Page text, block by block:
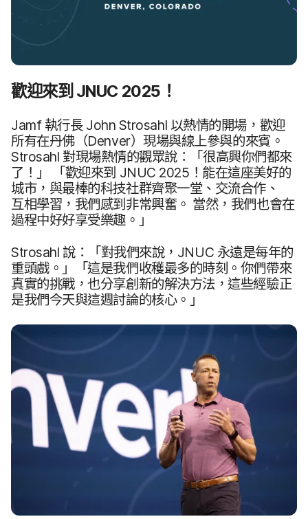
歡迎來​到 JNUC 2025 ！
Jamf 執行長John Strosahl 以​熱情​的​開場，​歡迎​
所有​在​丹佛（Denver）​現場​與​線​上​參與​的​來賓。
Strosahl 對​現場​熱情​的​觀眾​說：​「很​高興你們​都​來​
了​！」
「歡迎來​到 JNUC 2025 ！​能​在​這​座​美好​的​
城市，​與​最棒​的​科技​社群齊聚​一堂、​交流​合作、​
互相學習，​我們​感到​非常​興奮。 當然，​我們​也​會​在​
過程​中好​好享​受​樂趣。​」
Strosahl 說：​「對​我們​來​說， JNUC 永遠​是​每​年​的​
重頭​戲。​」​「這​是​我們​收穫​最多​的​時刻。​你們​帶​來​
真實​的​挑戰，​也​分享​創新​的​解決​方法，​這些​經驗正​
是​我們​今天​與​這​週​討論​的​核心。​」